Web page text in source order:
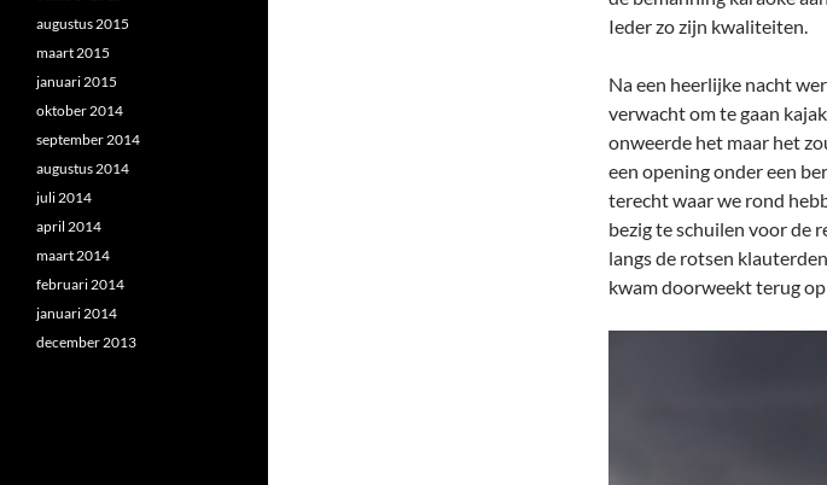
Ieder zo zijn kwaliteiten.
Na een heerlijke nacht
verwacht om te gaan
onweerde het maar het
een opening onder een
terecht waar we rond
bezig te schuilen voor de
langs de rotsen
kwam doorweekt terug op
augustus 2015
maart 2015
januari 2015
oktober 2014
september 2014
augustus 2014
juli 2014
april 2014
maart 2014
februari 2014
januari 2014
december 2013